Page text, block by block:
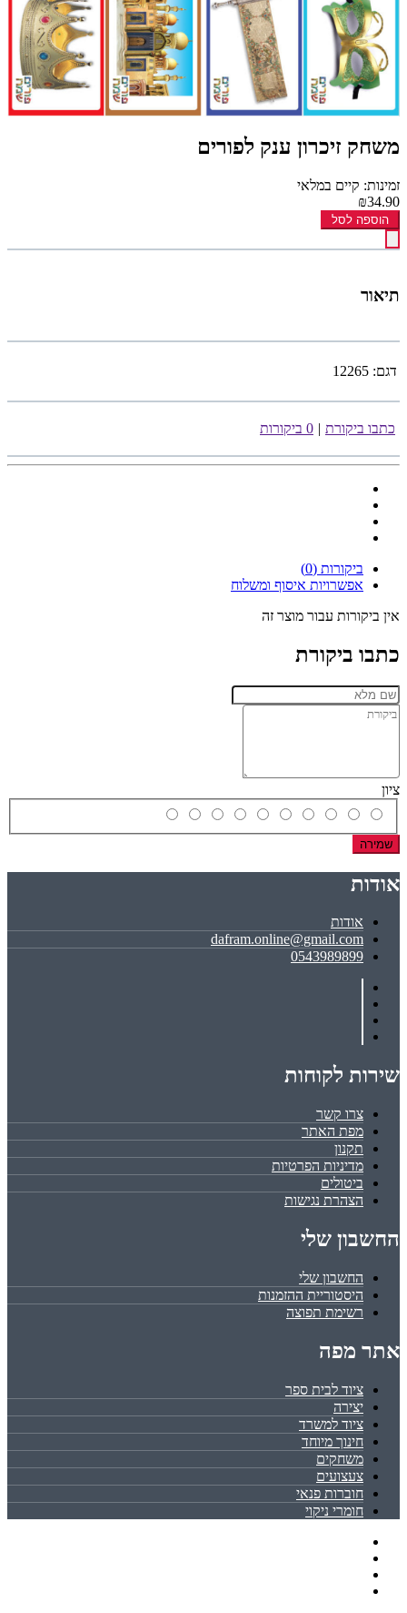
משחק זיכרון ענק לפורים
זמינות: קיים במלאי
₪34.90
הוספה לסל
תיאור
דגם: 12265
כתבו ביקורת | 0 ביקורות
ביקורות (0)
אפשרויות איסוף ומשלוח
אין ביקורות עבור מוצר זה
כתבו ביקורת
ציון
שמירה
אודות
אודות
dafram.online@gmail.com
0543989899
שירות לקוחות
צרו קשר
מפת האתר
תקנון
מדיניות הפרטיות
ביטולים
הצהרת נגישות
החשבון שלי
החשבון שלי
היסטוריית ההזמנות
רשימת תפוצה
אתר מפה
ציוד לבית ספר
יצירה
ציוד למשרד
חינוך מיוחד
משחקים
צעצועים
חוברות פנאי
חומרי ניקוי